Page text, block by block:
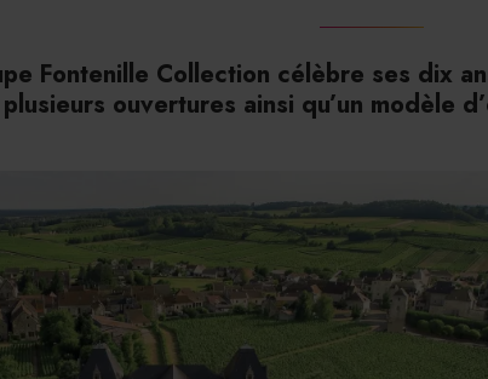
Fontenille Collection célèbre ses dix
plusieurs ouvertures ainsi qu’un modèle